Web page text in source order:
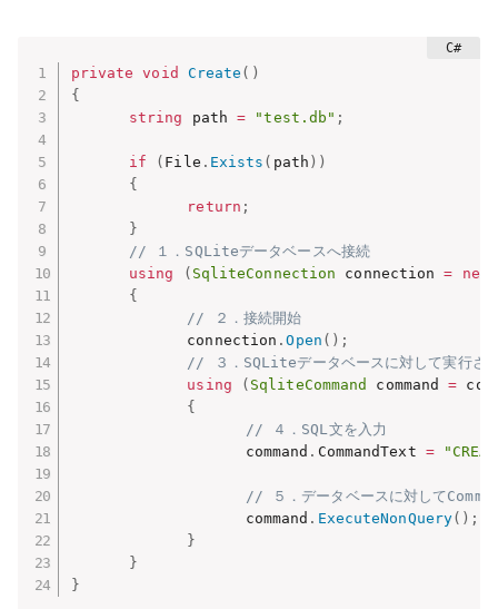
private void Create ( )
{
string
path = "test.db" ;
if ( File . Exists ( path ) )
{
return ;
}
// １．SQLiteデータベースへ接続
using
( SqliteConnection connection =
new
{
// ２．接続開始
connection .Open ( ) ;
// ３．SQLiteデータベースに対して実行さ
using
( SqliteCommand command =
{
// ４．SQL文を入力
command . CommandText =
// ５．データベースに対して
command . ExecuteNonQuery( ) ;
}
}
}